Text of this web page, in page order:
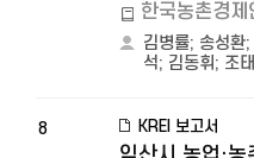
한국농촌경제
김병률; 송성환;
석; 김동휘; 조
8 KREI 보고서